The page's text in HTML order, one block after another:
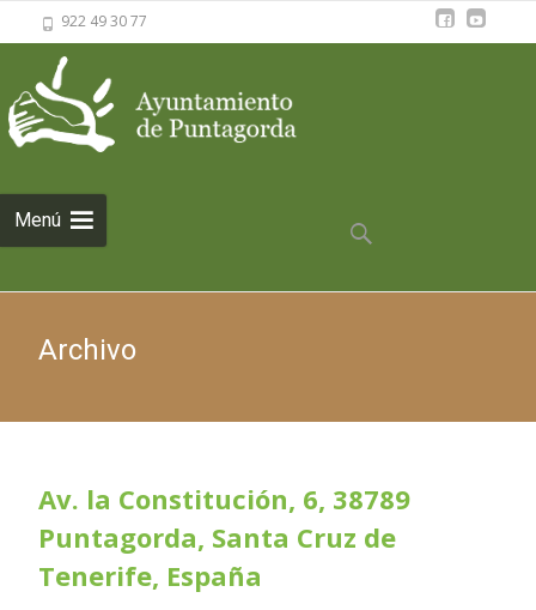
922 49 30 77
Menú
Saltar al
contenido
Buscar:
Archivo
Av. la Constitución, 6, 38789
Puntagorda, Santa Cruz de
Tenerife, España